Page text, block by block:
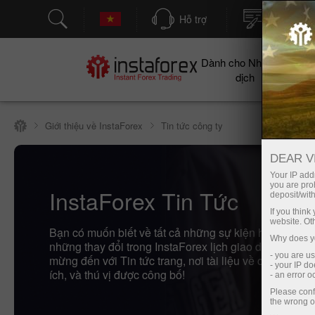
Hỗ trợ Mở tài
Dành cho Nhà giao
dịch
Giới thiệu về InstaForex Tin tức công ty
InstaForex Tin Tức
Bạn có muốn biết về tất cả những sự kiện hiện tại
những thay đổi trong InstaForex lịch giao dịch? Sau
mừng đến với Tin tức trang, nơi tài liệu về các quan
ích, và thú vị được công bố!
DEAR
Your IP
you are
deposit/
If you
website.
Why does
- you are
- your IP
- an error
Please
the wrong